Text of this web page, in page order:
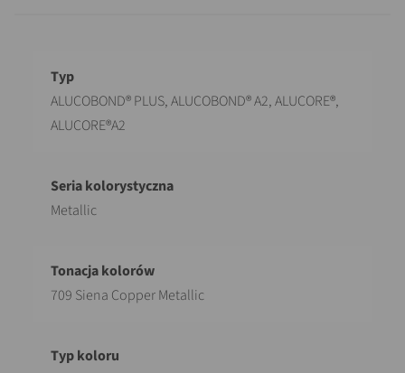
Opis
ALUCOBOND® PLUS, ALUCOBOND® A2, ALUCORE®,
ALUCORE®A2
Metallic
709 Siena Copper Metallic